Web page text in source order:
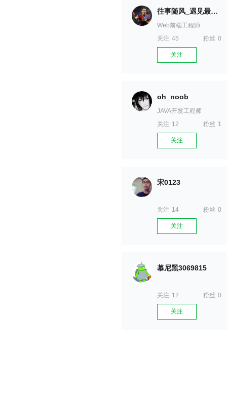
往事随风_遇见最好的...
Web前端工程师
关注 45 粉丝 0
关注
oh_noob
JAVA开发工程师
关注 12 粉丝 1
关注
宋0123
关注 14 粉丝 0
关注
慕尼黑3069815
关注 12 粉丝 0
关注